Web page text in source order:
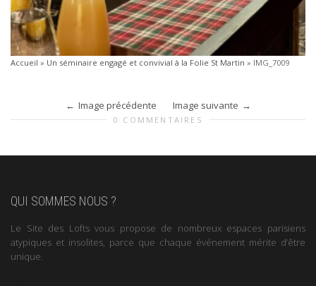
Accueil » Un séminaire engagé et convivial à la Folie St Martin » IMG_7009
Image précédente Image suivante
0 COMMENTAIRES
QUI SOMMES NOUS ?
Le Site des Lofts vous propose de nombreux espaces parisiens
atypiques et insolites, parce que chaque événement mérite d’être
unique.